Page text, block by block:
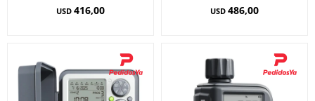
USD 416,00 USD 486,00